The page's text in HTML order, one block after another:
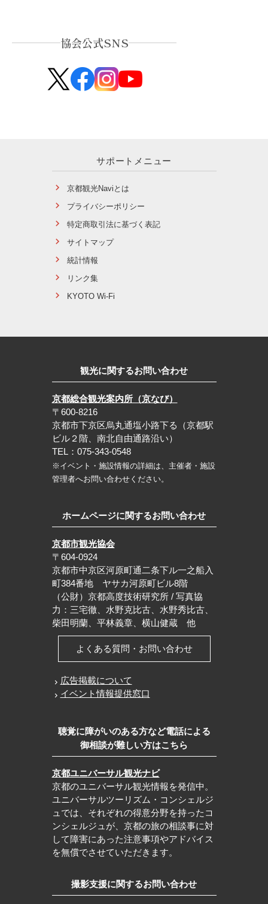
協会公式SNS
サポートメニュー
京都観光Naviとは
プライバシーポリシー
特定商取引法に基づく表記
サイトマップ
統計情報
リンク集
KYOTO Wi-Fi
観光に関するお問い合わせ
京都総合観光案内所（京なび）
〒600-8216
京都市下京区烏丸通塩小路下る（京都駅
ビル２階、南北自由通路沿い）
TEL：075-343-0548
※イベント・施設情報の詳細は、主催者・施設
管理者へお問い合わせください。
ホームページに関するお問い合わせ
京都市観光協会
〒604-0924
京都市中京区河原町通二条下ル一之船入
町384番地 ヤサカ河原町ビル8階
（公財）京都高度技術研究所 / 写真協
力：三宅徹、水野克比古、水野秀比古、
柴田明蘭、平林義章、横山健蔵 他
よくある質問・お問い合わせ
広告掲載について
イベント情報提供窓口
聴覚に障がいのある方など電話による
御相談が難しい方はこちら
京都ユニバーサル観光ナビ
京都のユニバーサル観光情報を発信中。
ユニバーサルツーリズム・コンシェルジ
ュでは、それぞれの得意分野を持ったコ
ンシェルジュが、京都の旅の相談事に対
して障害にあった注意事項やアドバイス
を無償でさせていただきます。
撮影支援に関するお問い合わせ